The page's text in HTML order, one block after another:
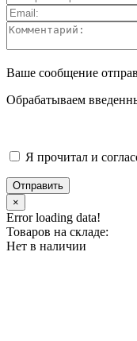
Ваше сообщение
Обрабатываем
Я прочитал и
Отправить
×
Error loading data!
Товаров на складе:
Нет в наличии